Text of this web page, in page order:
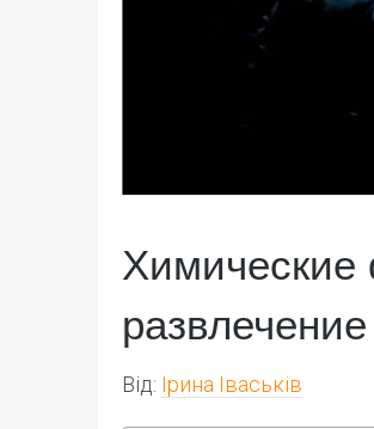
Химические
Від: Ірина Іваськів